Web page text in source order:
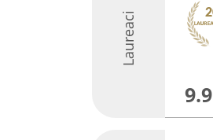
Laureaci
9.9